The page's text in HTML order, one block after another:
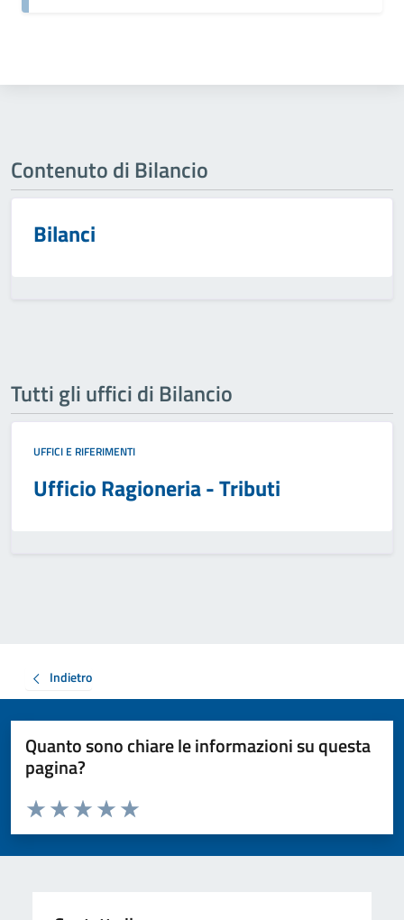
Contenuto di Bilancio
Bilanci
Tutti gli uffici di Bilancio
UFFICI E RIFERIMENTI
Ufficio Ragioneria - Tributi
Indietro
Quanto sono chiare le informazioni su questa
pagina?
Valuta da 1 a 5 stelle la pagina
Valuta 5 stelle su 5
Valuta 4 stelle su 5
Valuta 3 stelle su 5
Valuta 2 stelle su 5
Valuta 1 stelle su 5